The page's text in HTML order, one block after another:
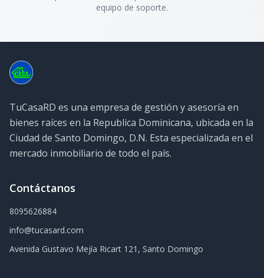
equipo de soporte.
TuCasaRD es una empresa de gestión y asesoría en
bienes raíces en la Republica Dominicana, ubicada en la
Ciudad de Santo Domingo, D.N. Esta especializada en el
mercado inmobiliario de todo el país.
Contáctanos
8095626884
info@tucasard.com
Avenida Gustavo Mejía Ricart 121, Santo Domingo